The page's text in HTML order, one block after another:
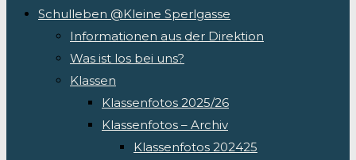
Schulleben @Kleine Sperlgasse
Informationen aus der Direktion
Was ist los bei uns?
Klassen
Klassenfotos 2025/26
Klassenfotos – Archiv
Klassenfotos 202425